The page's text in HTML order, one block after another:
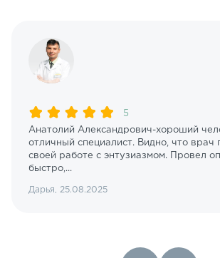
5
Анатолий Александрович-хороший
отличный специалист. Видно, что врач
своей работе с энтузиазмом. Провел
быстро,...
Дарья, 25.08.2025